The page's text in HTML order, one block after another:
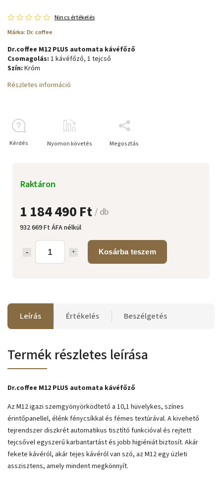
Nincs értékelés
Márka: Dr. coffee
1 184 490 Ft/ db
932 669 Ft ÁFA nélkül
Kosárba teszem
Raktáron
Dr.coffee M12 PLUS automata kávéfőző
Csomagolás: 1 kávéfőző, 1 tejcső
Szín: Króm
Részletes információ
Kérdés Nyomon követés Megosztás
Leírás Értékelés Beszélgetés
Termék részletes leírása
Dr.coffee M12 PLUS automata kávéfőző
Az M12 igazi szemgyönyörködtető a 10,1 hüvelykes, színes
érintőpanellel, élénk fénycsíkkal és fémes textúrával. A kivehető
tejrendszer diszkrét automatikus tisztító funkcióval és rejtett
tejcsővel egyszerű karbantartást és jobb higiéniát biztosít. Akár
fekete kávéról, akár tejes kávéról van szó, az M12 egy üzleti
asszisztens, amely mindent megkönnyít.